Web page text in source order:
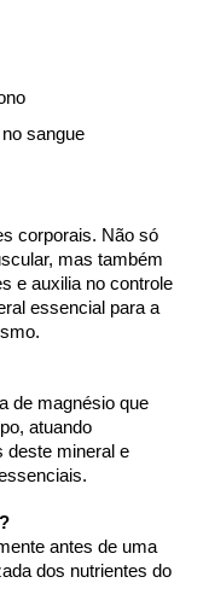
sangue
corporais. Não só
mas também
e auxilia no controle
essencial para a
de magnésio que
atuando
deste mineral e
antes de uma
dos nutrientes do